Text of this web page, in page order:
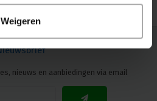
Weigeren
nieuws en aanbiedingen via email